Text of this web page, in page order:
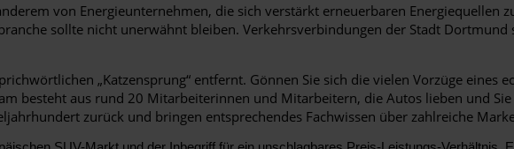
von Energieunternehmen, die sich verstärkt erneuerbaren Energiequellen
sollte nicht unerwähnt bleiben. Verkehrsverbindungen der Stadt
„Katzensprung“ entfernt. Gönnen Sie sich die vielen Vorzüge eines
besteht aus rund 20 Mitarbeiterinnen und Mitarbeitern, die Autos lieben und
zurück und bringen entsprechendes Fachwissen über zahlreiche